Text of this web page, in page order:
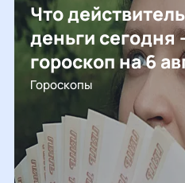
Что
деньги
гороскоп на 6
Гороскопы